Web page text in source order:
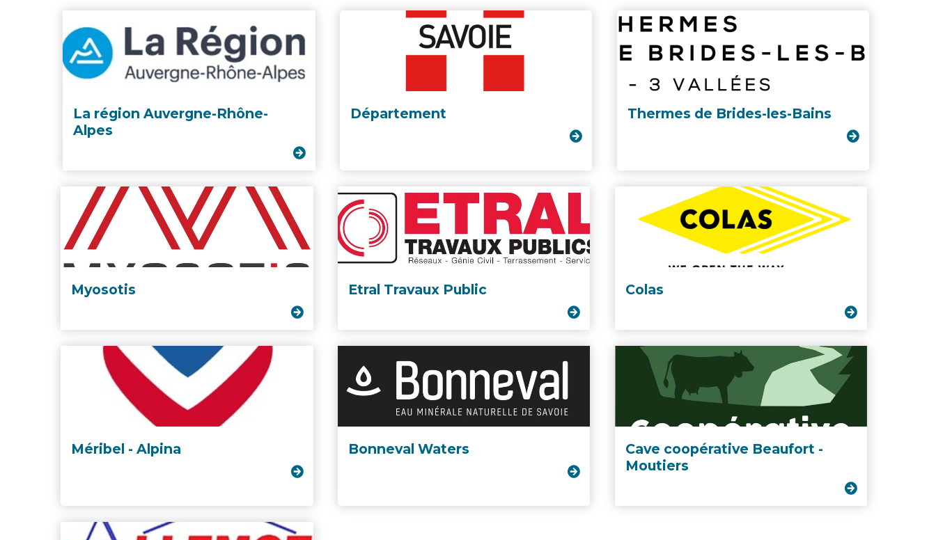
La région Auvergne-Rhône-
Alpes
Département Thermes de Brides-les-Bains
Myosotis Etral Travaux Public Colas
Méribel - Alpina Bonneval Waters
Cave coopérative Beaufort -
Moutiers